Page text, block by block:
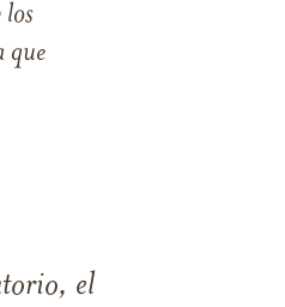
los
que
el